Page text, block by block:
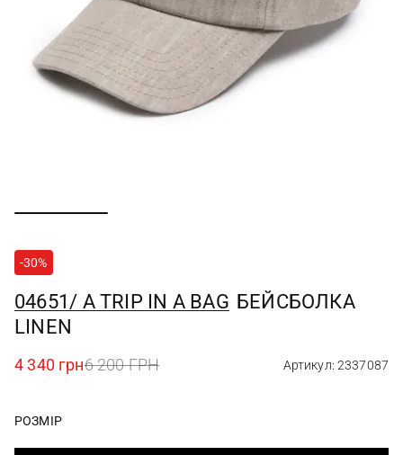
-30%
04651/ A TRIP IN A BAG БЕЙСБОЛКА
LINEN
4 340 грн6 200 ГРН Артикул: 2337087
РОЗМІР